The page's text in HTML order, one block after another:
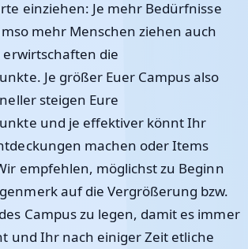
einziehen: Je mehr Bedürfnisse
mehr Menschen ziehen auch
die
Je größer Euer Campus also
steigen Eure
und je effektiver könnt Ihr
machen oder Items
empfehlen, möglichst zu Beginn
auf die Vergrößerung bzw.
Campus zu legen, damit es immer
und Ihr nach einiger Zeit etliche